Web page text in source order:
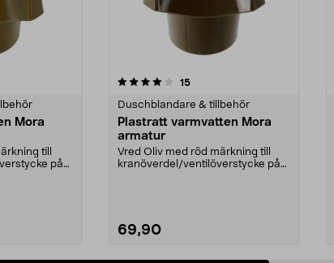
Mora
till
på
15recensioner
Duschblandare & tillbehör
Plastratt varmvatten Mora
armatur
Vred Oliv med röd märkning till
kranöverdel/ventilöverstycke på
69,90
4.5 av 5 stjärnor